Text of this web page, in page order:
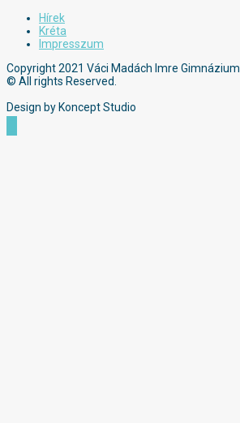
Hírek
Kréta
Impresszum
Copyright 2021 Váci Madách Imre Gimnázium
© All rights Reserved.
Design by Koncept Studio
Scroll
to